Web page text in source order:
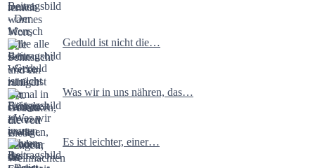
Geduld ist nicht die…
Was wir in uns nähren, das…
Es ist leichter, einer…